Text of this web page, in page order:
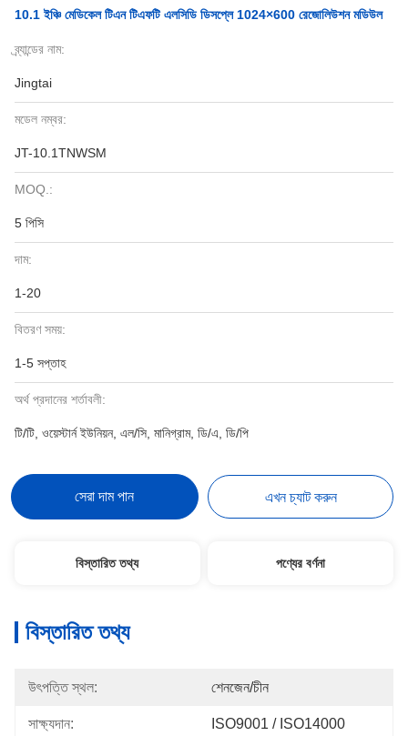
10.1 ইঞ্চি মেডিকেল টিএন টিএফটি এলসিডি ডিসপ্লে 1024×600 রেজোলিউশন মডিউল
ব্র্যান্ডের নাম:
Jingtai
মডেল নম্বর:
JT-10.1TNWSM
MOQ.:
5 পিসি
দাম:
1-20
বিতরণ সময়:
1-5 সপ্তাহ
অর্থ প্রদানের শর্তাবলী:
টি/টি, ওয়েস্টার্ন ইউনিয়ন, এল/সি, মানিগ্রাম, ডি/এ, ডি/পি
সেরা দাম পান এখন চ্যাট করুন
বিস্তারিত তথ্য পণ্যের বর্ণনা
বিস্তারিত তথ্য
উৎপত্তি স্থল: শেনজেন/চীন
সাক্ষ্যদান: ISO9001 / ISO14000